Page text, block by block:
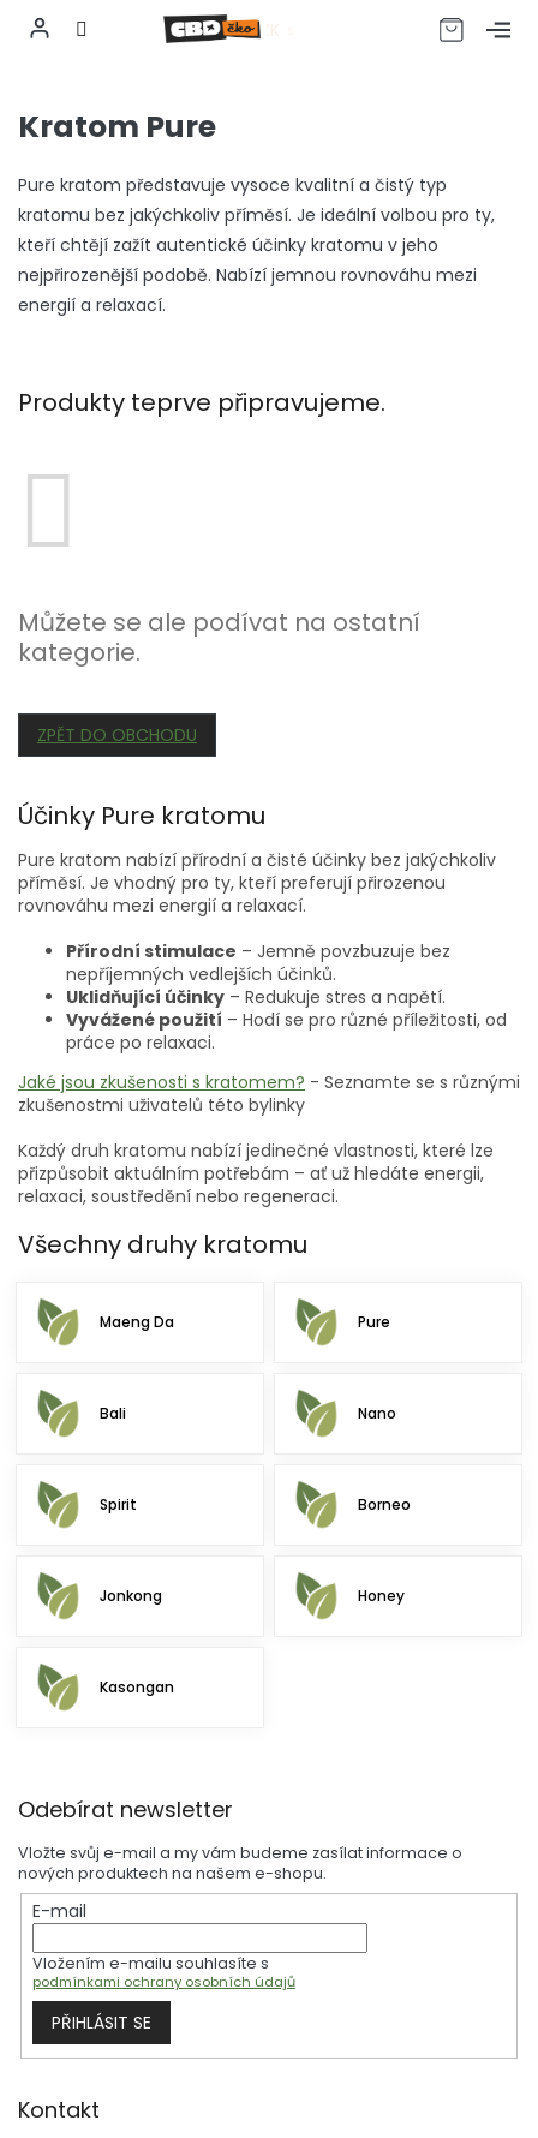
obsah
CZK
Kratom Pure
Pure kratom představuje vysoce kvalitní a čistý typ
kratomu bez jakýchkoliv příměsí. Je ideální volbou pro ty,
kteří chtějí zažít autentické účinky kratomu v jeho
nejpřirozenější podobě. Nabízí jemnou rovnováhu mezi
energií a relaxací.
Produkty teprve připravujeme.
Můžete se ale podívat na ostatní
kategorie.
ZPĚT DO OBCHODU
Účinky Pure kratomu
Pure kratom nabízí přírodní a čisté účinky bez jakýchkoliv
příměsí. Je vhodný pro ty, kteří preferují přirozenou
rovnováhu mezi energií a relaxací.
Přírodní stimulace – Jemně povzbuzuje bez
nepříjemných vedlejších účinků.
Uklidňující účinky – Redukuje stres a napětí.
Vyvážené použití – Hodí se pro různé příležitosti, od
práce po relaxaci.
Jaké jsou zkušenosti s kratomem? - Seznamte se s různými
zkušenostmi uživatelů této bylinky
Každý druh kratomu nabízí jedinečné vlastnosti, které lze
přizpůsobit aktuálním potřebám – ať už hledáte energii,
relaxaci, soustředění nebo regeneraci.
Všechny druhy kratomu
Maeng Da Pure
Bali Nano
Spirit Borneo
Jonkong Honey
Kasongan
Odebírat newsletter
Vložte svůj e-mail a my vám budeme zasílat informace o
nových produktech na našem e-shopu.
E-mail
Vložením e-mailu souhlasíte s
podmínkami ochrany osobních údajů
PŘIHLÁSIT SE
Kontakt